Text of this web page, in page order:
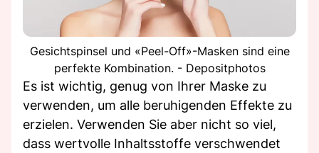
Gesichtspinsel und «Peel-Off»-Masken sind eine
perfekte Kombination. - Depositphotos
Es ist wichtig, genug von Ihrer Maske zu
verwenden, um alle beruhigenden Effekte zu
erzielen. Verwenden Sie aber nicht so viel,
dass wertvolle Inhaltsstoffe verschwendet